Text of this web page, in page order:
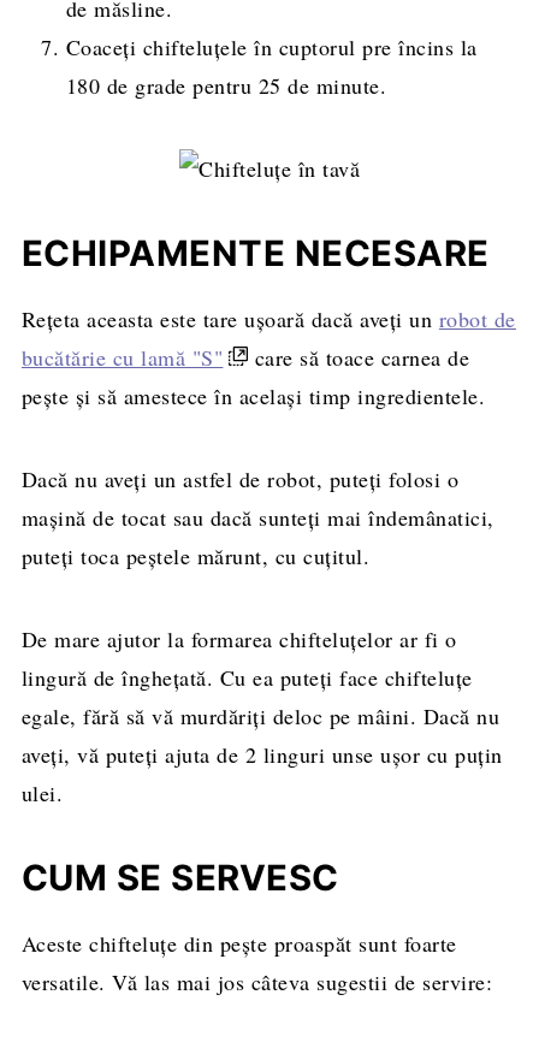
de măsline.
Coaceți chifteluțele în cuptorul pre încins la
180 de grade pentru 25 de minute.
ECHIPAMENTE NECESARE
Rețeta aceasta este tare ușoară dacă aveți un robot de
bucătărie cu lamă "S"
care să toace carnea de
pește și să amestece în același timp ingredientele.
Dacă nu aveți un astfel de robot, puteți folosi o
mașină de tocat sau dacă sunteți mai îndemânatici,
puteți toca peștele mărunt, cu cuțitul.
De mare ajutor la formarea chifteluțelor ar fi o
lingură de înghețată. Cu ea puteți face chifteluțe
egale, fără să vă murdăriți deloc pe mâini. Dacă nu
aveți, vă puteți ajuta de 2 linguri unse ușor cu puțin
ulei.
CUM SE SERVESC
Aceste chifteluțe din pește proaspăt sunt foarte
versatile. Vă las mai jos câteva sugestii de servire: